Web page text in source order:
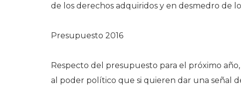
de los derechos adquiridos y en desmedro de
Presupuesto 2016
Respecto del presupuesto para el próximo
al poder político que si quieren dar una señal